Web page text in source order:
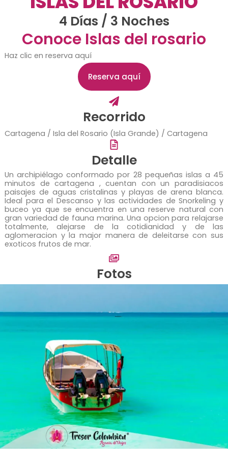
4 Días / 3 Noches
Conoce Islas del rosario
Haz clic en reserva aquí
Reserva aquí
Recorrido
Cartagena / Isla del Rosario (Isla Grande) / Cartagena
Detalle
Un archipiélago conformado por 28 pequeñas islas a 45
minutos de cartagena , cuentan con un paradisiacos
paisajes de aguas cristalinas y playas de arena blanca.
Ideal para el Descanso y las actividades de Snorkeling y
buceo ya que se encuentra en una reserve natural con
gran variedad de fauna marina. Una opcion para relajarse
totalmente, alejarse de la cotidianidad y de las
aglomeracion y la major manera de deleitarse con sus
exoticos frutos de mar.
Fotos